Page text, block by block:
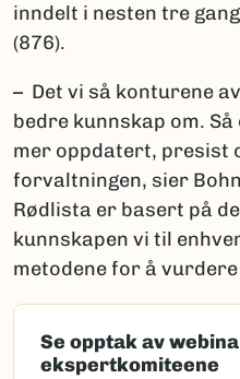
inndelt i nesten tre
(876).
– Det vi så konturene
bedre kunnskap om.
mer oppdatert, presist
forvaltningen, sier
Rødlista er basert på
kunnskapen vi til
metodene for å
Se opptak av
ekspertkomiteene